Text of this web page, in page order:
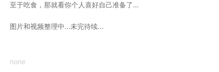
至于吃食，那就看你个人喜好自己准备了...
图片和视频整理中...未完待续...
none